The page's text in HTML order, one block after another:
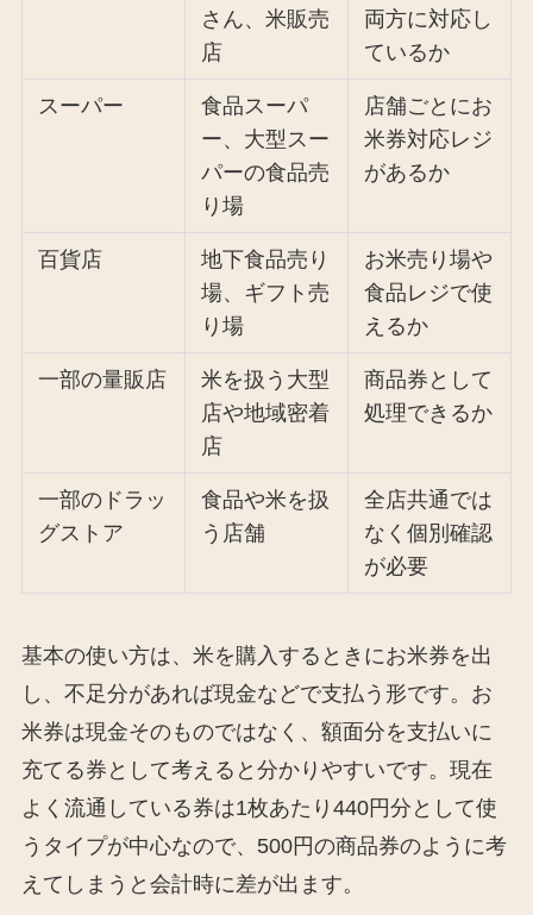
さん、米販売
店
両方に対応し
ているか
スーパー
食品スーパ
ー、大型スー
パーの食品売
り場
店舗ごとにお
米券対応レジ
があるか
百貨店
地下食品売り
場、ギフト売
り場
お米売り場や
食品レジで使
えるか
一部の量販店
米を扱う大型
店や地域密着
店
商品券として
処理できるか
一部のドラッ
グストア
食品や米を扱
う店舗
全店共通では
なく個別確認
が必要
基本の使い方は、米を購入するときにお米券を出
し、不足分があれば現金などで支払う形です。お
米券は現金そのものではなく、額面分を支払いに
充てる券として考えると分かりやすいです。現在
よく流通している券は1枚あたり440円分として使
うタイプが中心なので、500円の商品券のように考
えてしまうと会計時に差が出ます。